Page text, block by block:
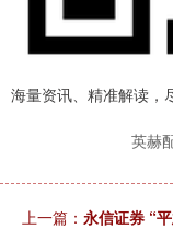
海量资讯、精准解读，
英赫
上一篇： 永信证券 “